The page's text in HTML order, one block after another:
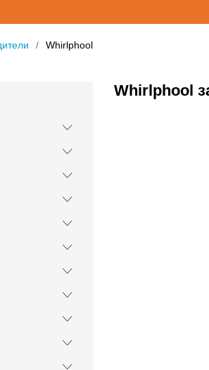
Whirlphool
Whirlphool